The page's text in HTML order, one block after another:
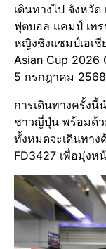
เดินทางไป จังหวั
ฟุตบอล แคมป์ เท
หญิงชิงแชมป์เอเชี
Asian Cup 2026
5 กรกฎาคม
การเดินทางครั้งนี้
ชาวญี่ปุ่น พร้อมด้
ทั้งหมดจะเดินทาง
FD3427 เพื่อมุ่งห